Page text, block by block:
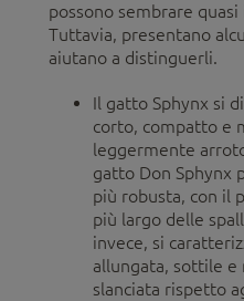
possono sembrare
Tuttavia, presentano
aiutano a distinguerli.
Il gatto Sphynx si
corto, compatto e
leggermente
gatto Don Sphynx
più robusta, con il
più largo delle
invece, si
allungata, sottile
slanciata rispetto